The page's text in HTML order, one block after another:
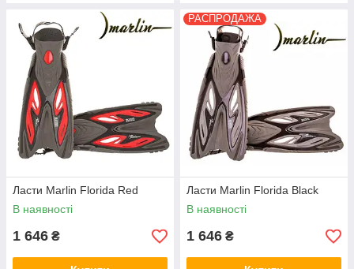
Ласти Marlin Florida Red
В наявності
1 646 ₴
РАСПРОДАЖА
Ласти Marlin Florida Black
В наявності
1 646 ₴